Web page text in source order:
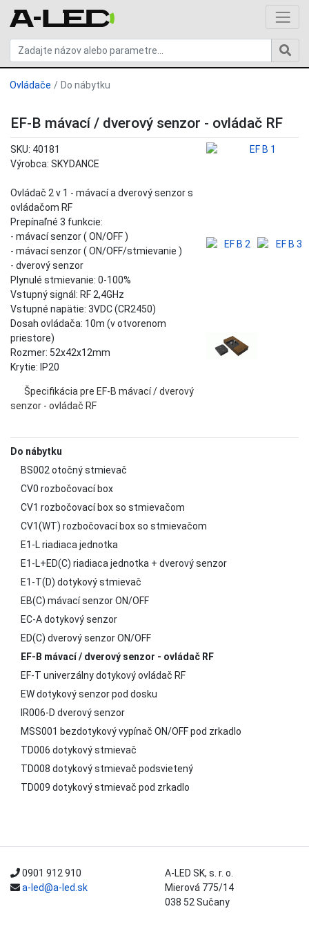
Ovládače Do nábytku
Do nábytku
BS002 otočný stmievač
CV0 rozbočovací box
CV1 rozbočovací box so stmievačom
CV1(WT) rozbočovací box so stmievačom
E1-L riadiaca jednotka
E1-L+ED(C) riadiaca jednotka + dverový senzor
E1-T(D) dotykový stmievač
EB(C) mávací senzor ON/OFF
EC-A dotykový senzor
ED(C) dverový senzor ON/OFF
EF-B mávací / dverový senzor - ovládač RF
EF-T univerzálny dotykový ovládač RF
EW dotykový senzor pod dosku
IR006-D dverový senzor
MSS001 bezdotykový vypínač ON/OFF pod zrkadlo
TD006 dotykový stmievač
TD008 dotykový stmievač podsvietený
TD009 dotykový stmievač pod zrkadlo
EF-B mávací / dverový senzor - ovládač RF
SKU: 40181
Výrobca: SKYDANCE
Ovládač 2 v 1 - mávací a dverový senzor s
ovládačom RF
Prepínaľné 3 funkcie:
- mávací senzor ( ON/OFF )
- mávací senzor ( ON/OFF/stmievanie )
- dverový senzor
Plynulé stmievanie: 0-100%
Vstupný signál: RF 2,4GHz
Vstupné napätie: 3VDC (CR2450)
Dosah ovládača: 10m (v otvorenom
priestore)
Rozmer: 52x42x12mm
Krytie: IP20
Špecifikácia pre EF-B mávací / dverový
senzor - ovládač RF
0901 912 910
a-led@a-led.sk
A-LED SK, s. r. o.
Mierová 775/14
038 52 Sučany